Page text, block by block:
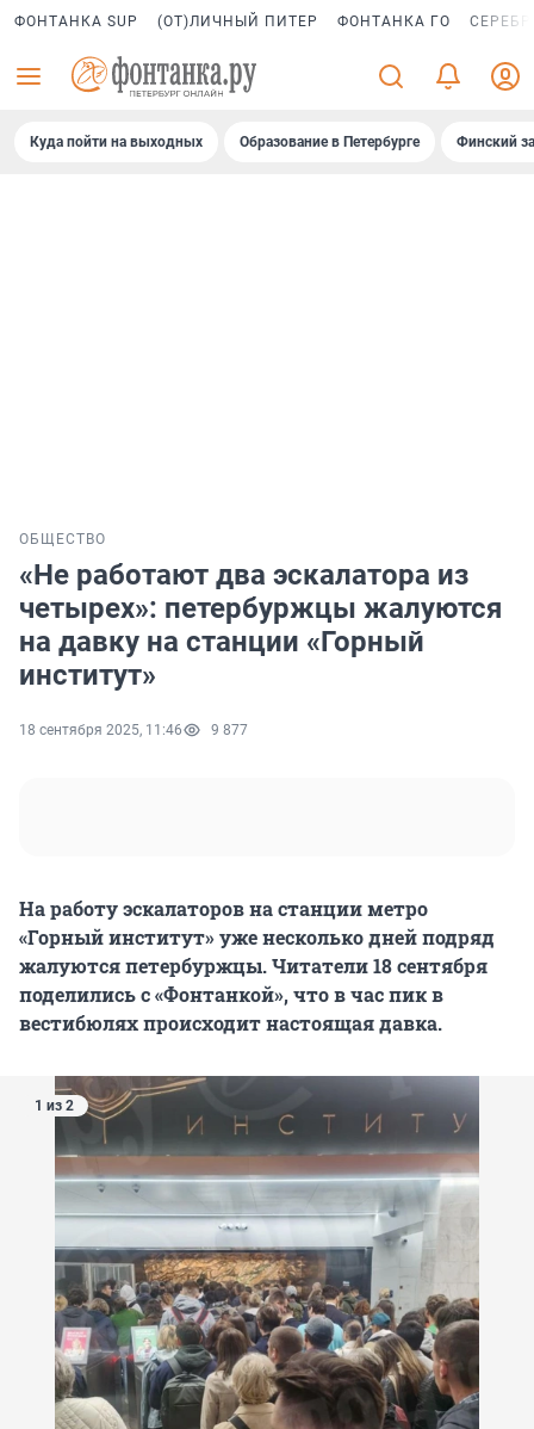
ФОНТАНКА SUP (ОТ)ЛИЧНЫЙ ПИТЕР ФОНТАНКА ГО
Куда пойти на выходных Образование в Петербурге Финский
ОБЩЕСТВО
«Не работают два эскалатора из
четырех»: петербуржцы жалуются
на давку на станции «Горный
институт»
18 сентября 2025, 11:46 9 877
На работу эскалаторов на станции метро
«Горный институт» уже несколько дней подряд
жалуются петербуржцы. Читатели18 сентября
поделились с «Фонтанкой», что в час пик в
вестибюлях происходит настоящая давка.
1 из 2